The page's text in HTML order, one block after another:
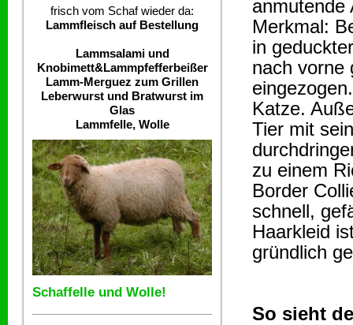
frisch vom Schaf wieder da:
Lammfleisch auf Bestellung
Lammsalami und
Knobimett&Lammpfefferbeißer
Lamm-Merguez zum Grillen
Leberwurst und Bratwurst im
Glas
Lammfelle, Wolle
Schaffelle und Wolle!
anmutende
Merkmal:
in
nach vorne
Katze.
Tier mit
zu einem
Border
schnell,
Haarkleid
gründlich
So sieht